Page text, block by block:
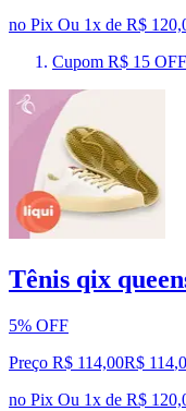
no Pix Ou 1x de R$
Cupom R$ 15 OFF
Tênis qix
5% OFF
Preço R$ 114,00R$ 114,
no Pix Ou 1x de R$